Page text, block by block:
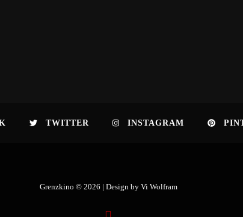
TWITTER INSTAGRAM
Grenzkino © 2026 | Design by Vi Wolfram